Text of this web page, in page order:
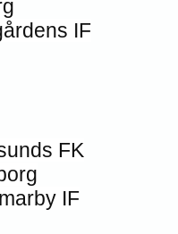
IF
FK
IF